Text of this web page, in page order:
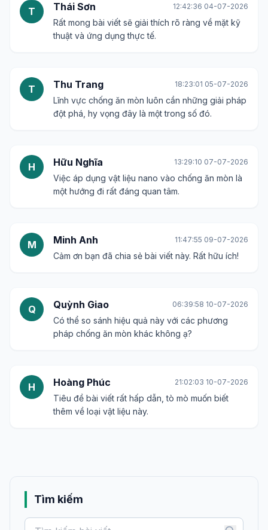
T Thái Sơn 12:42:36 04-07-2026
Rất mong bài viết sẽ giải thích rõ ràng về mặt kỹ
thuật và ứng dụng thực tế.
T Thu Trang 18:23:01 05-07-2026
Lĩnh vực chống ăn mòn luôn cần những giải pháp
đột phá, hy vọng đây là một trong số đó.
H Hữu Nghĩa 13:29:10 07-07-2026
Việc áp dụng vật liệu nano vào chống ăn mòn là
một hướng đi rất đáng quan tâm.
M Minh Anh 11:47:55 09-07-2026
Cảm ơn bạn đã chia sẻ bài viết này. Rất hữu ích!
Q Quỳnh Giao 06:39:58 10-07-2026
Có thể so sánh hiệu quả này với các phương
pháp chống ăn mòn khác không ạ?
H Hoàng Phúc 21:02:03 10-07-2026
Tiêu đề bài viết rất hấp dẫn, tò mò muốn biết
thêm về loại vật liệu này.
Tìm kiếm